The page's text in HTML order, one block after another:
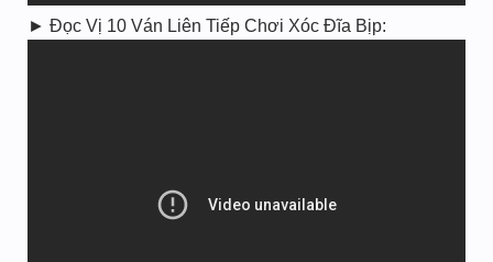
► Đọc Vị 10 Ván Liên Tiếp Chơi Xóc Đĩa Bịp: